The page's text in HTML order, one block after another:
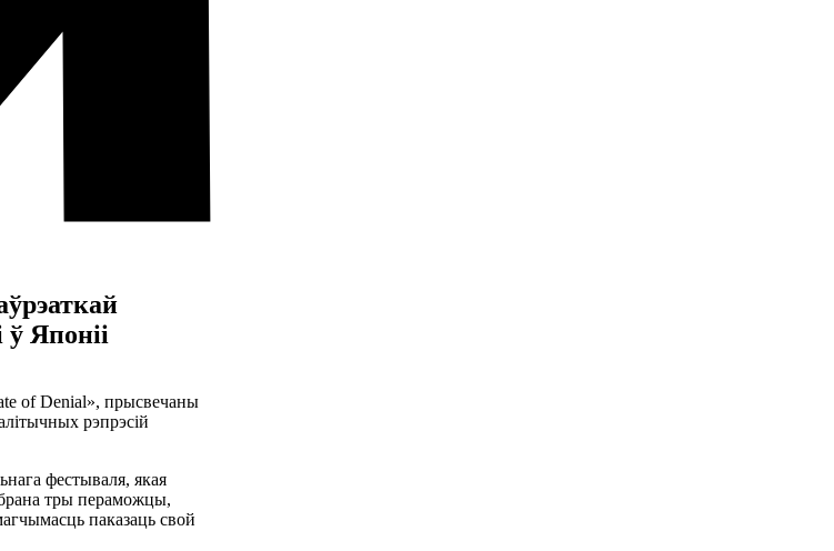
Японіі
of Denial», прысвечаны
рэпрэсій
фестываля, якая
тры пераможцы,
паказаць свой